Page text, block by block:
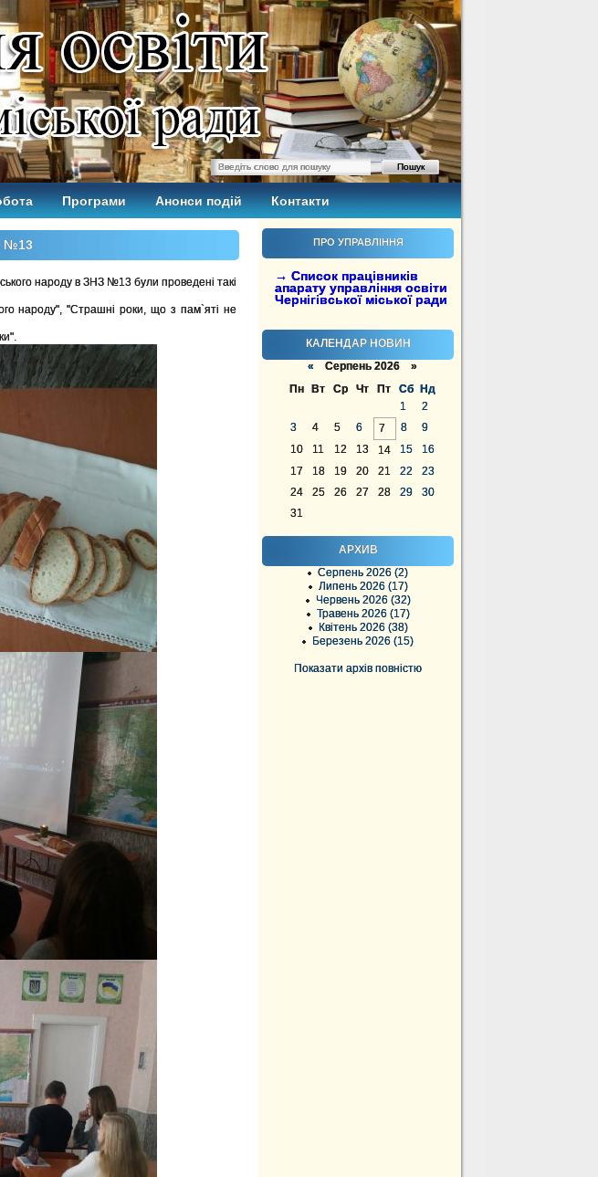
Програми Анонси подій Контакти
ПРО УПРАВЛІННЯ
→ Список працівників
апарату управління освіти
Чернігівської міської ради
КАЛЕНДАР НОВИН
« Серпень 2026 »
Пн
Вт Ср Чт Пт Сб
Нд
1
2
3
4 5 6 7 8
9
10
11 12 13 14 15
16
17
18 19 20 21 22
23
24
25 26 27 28 29
30
31
АРХИВ
Серпень 2026 (2)
Липень 2026 (17)
Червень 2026 (32)
Травень 2026 (17)
Квітень 2026 (38)
Березень 2026 (15)
Показати архів повністю
№13
народу в ЗНЗ №13 були проведені такі
народу", "Страшні роки, що з пам`яті не